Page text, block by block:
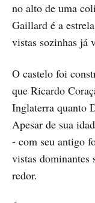
no alto de uma
Gaillard é a
vistas sozinhas já
O castelo foi
que Ricardo
Inglaterra quanto
Apesar de sua
- com seu antigo
vistas dominantes
redor.